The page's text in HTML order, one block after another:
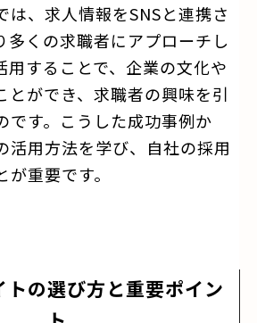
は、求人情報をSNSと連携さ
多くの求職者にアプローチし
用することで、企業の文化や
とができ、求職者の興味を引
です。こうした成功事例か
活用方法を学び、自社の採用
重要です。
トの選び方と重要ポイン